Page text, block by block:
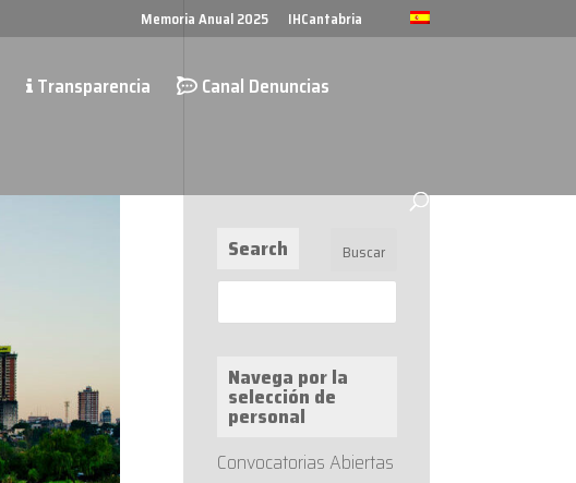
Memoria Anual 2025 IHCantabria
Transparencia Canal Denuncias
Search
Navega por la
selección de
personal
Convocatorias Abiertas